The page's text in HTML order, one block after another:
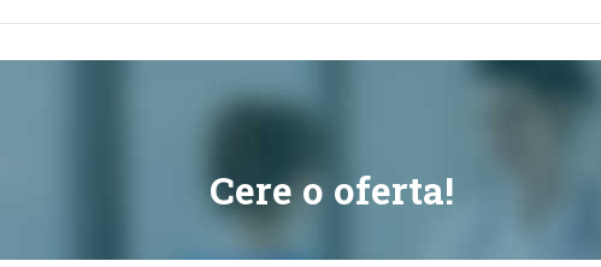
Cere o oferta!